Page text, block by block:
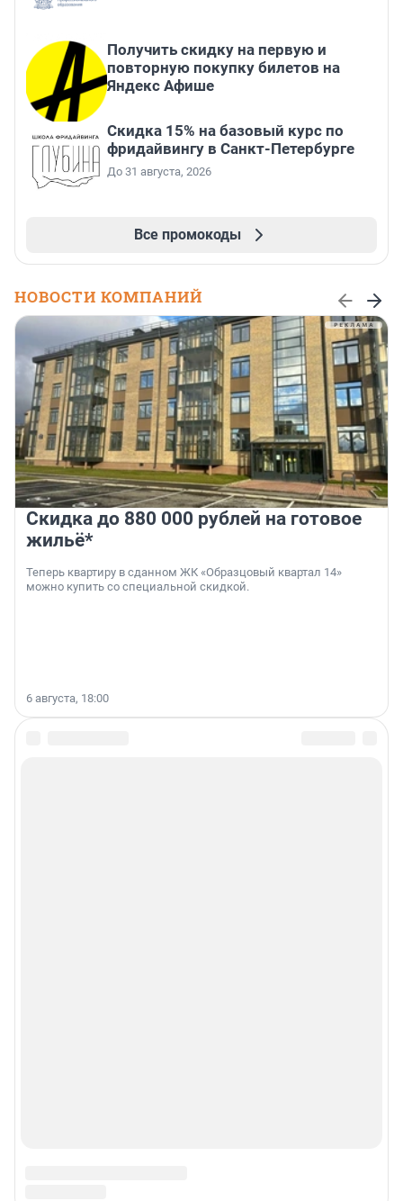
Получить скидку на первую и
повторную покупку билетов на
Яндекс Афише
Скидка 15% на базовый курс по
фридайвингу в Санкт-Петербурге
До 31 августа, 2026
Все промокоды
НОВОСТИ КОМПАНИЙ
Скидка до 880 000 рублей на готовое
жильё*
Теперь квартиру в сданном ЖК «Образцовый квартал 14»
можно купить со специальной скидкой.
6 августа, 18:00